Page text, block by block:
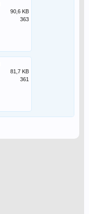
90,6 KB
363
81,7 KB
361